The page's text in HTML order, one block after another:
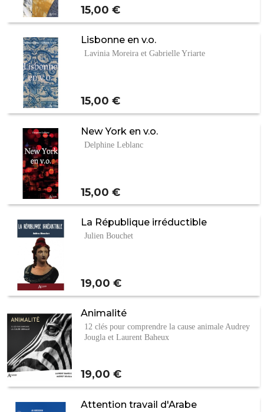
Prix
15,00 €
Lisbonne en v.o.
Lavinia Moreira et Gabrielle Yriarte
Prix
15,00 €
New York en v.o.
Delphine Leblanc
Prix
15,00 €
La République irréductible
Julien Bouchet
Prix
19,00 €
Animalité
12 clés pour comprendre la cause animale Audrey
Jougla et Laurent Baheux
Prix
19,00 €
Attention travail d'Arabe